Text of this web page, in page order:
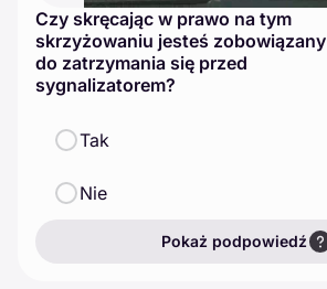
Czy skręcając w prawo na tym
skrzyżowaniu jesteś zobowiązany
do zatrzymania się przed
sygnalizatorem?
Tak
Nie
Pokaż podpowiedź